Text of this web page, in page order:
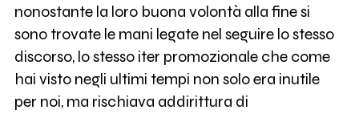
nonostante la loro buona volontà alla fine si
sono trovate le mani legate nel seguire lo stesso
discorso, lo stesso iter promozionale che come
hai visto negli ultimi tempi non solo era inutile
per noi, ma rischiava addirittura di